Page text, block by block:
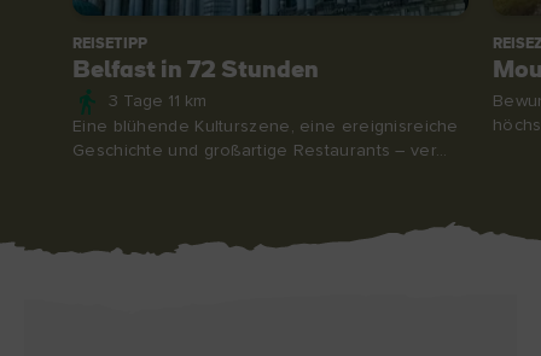
REISETIPP
Belfast in 72 Stunden
3 Tage 11 km
Eine blühende Kulturszene, eine ereignisreiche
Geschichte und großartige Restaurants – ver...